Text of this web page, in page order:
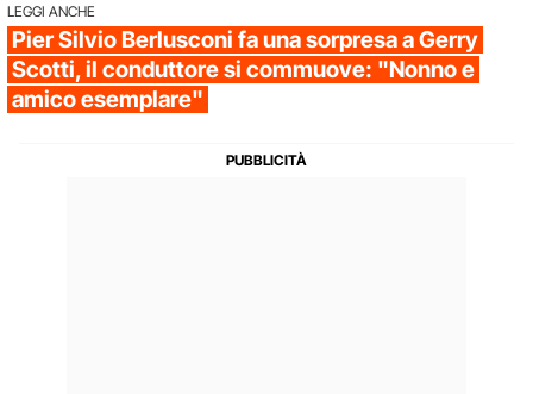
LEGGI ANCHE
Pier Silvio Berlusconi fa una sorpresa a Gerry
Scotti, il conduttore si commuove: "Nonno e
amico esemplare"